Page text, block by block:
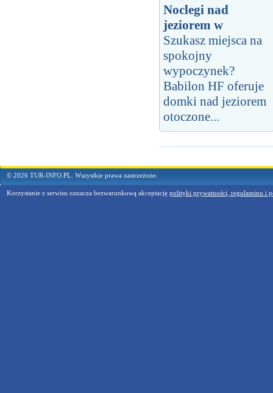
Noclegi nad
jeziorem w
Szukasz miejsca na
spokojny
wypoczynek?
Babilon HF oferuje
domki nad jeziorem
otoczone...
© 2026 TUR-INFO.PL. Wszystkie prawa zastrzeżone.
Korzystanie z serwisu oznacza bezwarunkową akceptację polityki prywatności, regulaminu i